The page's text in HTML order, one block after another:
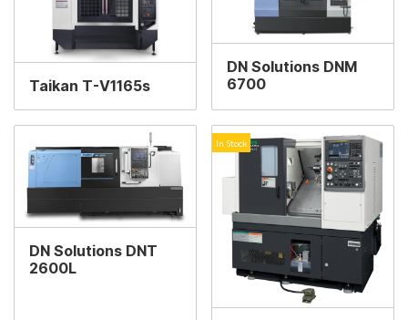
Taikan T-V1165s
DN Solutions DNM
6700
DN Solutions DNT
2600L
In Stock